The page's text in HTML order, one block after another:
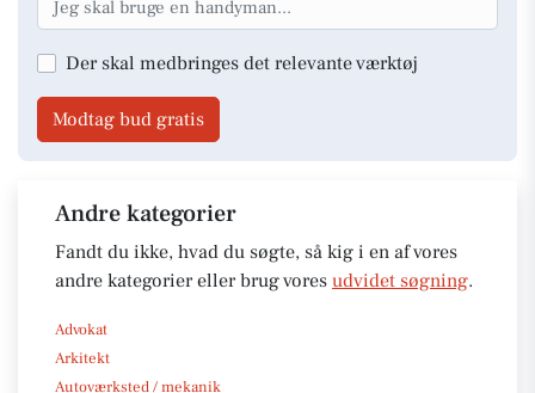
Der skal medbringes det relevante værktøj
Modtag bud gratis
Andre kategorier
Fandt du ikke, hvad du søgte, så kig i en af vores
andre kategorier eller brug vores udvidet søgning.
Advokat
Arkitekt
Autoværksted / mekanik